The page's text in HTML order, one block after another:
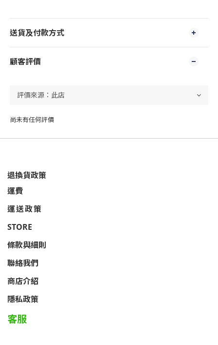
送貨及付款方式
顧客評價
尚未有任何評價
退換貨政策
運費
運送政策
STORE
條款與細則
聯絡我們
商店介紹
隱私政策
客服